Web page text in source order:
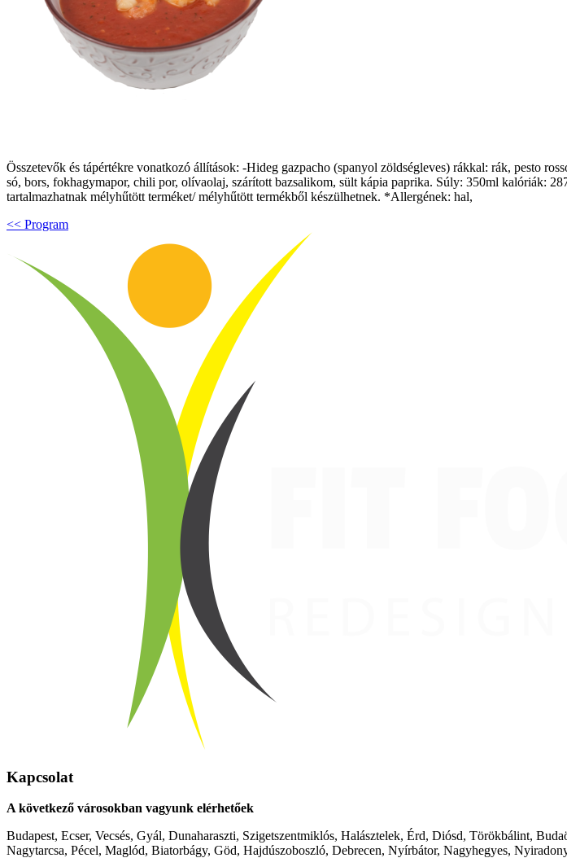
Összetevők és tápértékre vonatkozó állítások: -Hideg gazpacho (spanyol zöldségleves) rákkal: rák, pesto
só, bors, fokhagymapor, chili por, olívaolaj, szárított bazsalikom, sült kápia paprika. Súly: 350ml kalóriák:
tartalmazhatnak mélyhűtött terméket/ mélyhűtött termékből készülhetnek. *Allergének: hal,
<< Program
Kapcsolat
A következő városokban vagyunk elérhetőek
Budapest, Ecser, Vecsés, Gyál, Dunaharaszti, Szigetszentmiklós, Halásztelek, Érd, Diósd, Törökbálint,
Nagytarcsa, Pécel, Maglód, Biatorbágy, Göd, Hajdúszoboszló, Debrecen, Nyírbátor, Nagyhegyes,